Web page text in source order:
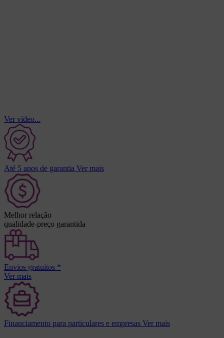
Ver vídeo...
Até 5 anos de garantia Ver mais
Melhor relação
qualidade-preço garantida
Envios gratuitos *
Ver mais
Financiamento para particulares e empresas Ver mais